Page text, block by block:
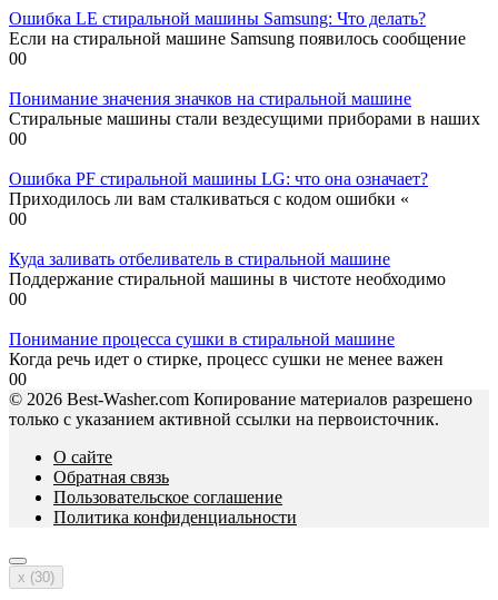
Ошибка LE стиральной машины Samsung: Что делать?
Если на стиральной машине Samsung появилось сообщение
00
Понимание значения значков на стиральной машине
Стиральные машины стали вездесущими приборами в наших
00
Ошибка PF стиральной машины LG: что она означает?
Приходилось ли вам сталкиваться с кодом ошибки «
00
Куда заливать отбеливатель в стиральной машине
Поддержание стиральной машины в чистоте необходимо
00
Понимание процесса сушки в стиральной машине
Когда речь идет о стирке, процесс сушки не менее важен
00
© 2026 Best-Washer.com Копирование материалов разрешено
только с указанием активной ссылки на первоисточник.
О сайте
Обратная связь
Пользовательское соглашение
Политика конфиденциальности
x (30)